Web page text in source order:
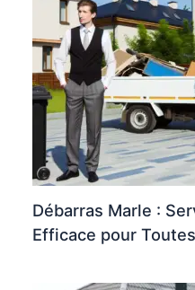
Débarras Marle :
Efficace pour